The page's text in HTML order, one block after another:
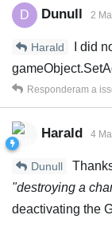
D Dunull 2
Harald
I did
Responderam a
Harald 4
Dunull
"destroying a
deactivating the